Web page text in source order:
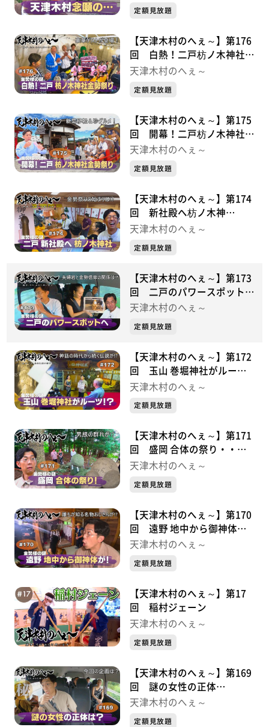
定額見放題
【天津木村のへぇ～】第176
回 白熱！二戸枋ノ木神社金
勢祭り・・・金勢様シリーズ
天津木村のへぇ～
定額見放題
【天津木村のへぇ～】第175
回 開幕！二戸枋ノ木神社金
勢祭り・・・金勢様シリーズ
天津木村のへぇ～
定額見放題
【天津木村のへぇ～】第174
回 新社殿へ枋ノ木神
社・・・金勢様シリーズ⑥
天津木村のへぇ～
定額見放題
【天津木村のへぇ～】第173
回 二戸のパワースポット
へ・・・金勢様シリーズ⑤
天津木村のへぇ～
定額見放題
【天津木村のへぇ～】第172
回 玉山 巻堀神社がルー
ツ！？・・・金勢様シリーズ
天津木村のへぇ～
定額見放題
【天津木村のへぇ～】第171
回 盛岡 合体の祭り・・・
金勢様シリーズ③
天津木村のへぇ～
定額見放題
【天津木村のへぇ～】第170
回 遠野 地中から御神体
が！・・・金勢様シリーズ②
天津木村のへぇ～
定額見放題
【天津木村のへぇ～】第17
回 稲村ジェーン
天津木村のへぇ～
定額見放題
【天津木村のへぇ～】第169
回 謎の女性の正体
は？・・・金勢様シリーズ①
天津木村のへぇ～
定額見放題